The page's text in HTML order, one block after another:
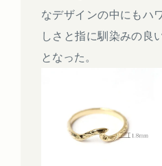
なデザインの中にもハ
しさと指に馴染みの良
となった。